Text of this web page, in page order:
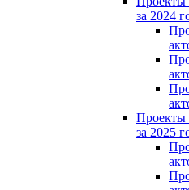
за 2024
Проекты
за 2025